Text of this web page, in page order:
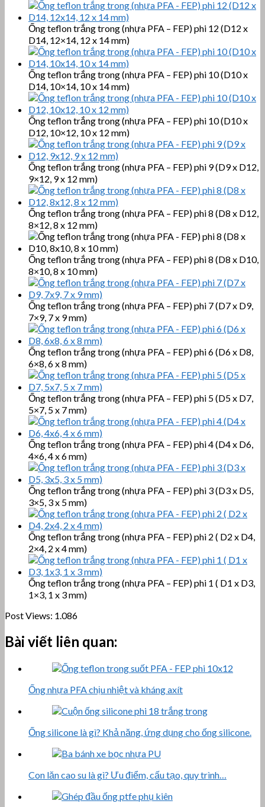
Ống teflon trắng trong (nhựa PFA – FEP) phi 12 (D12 x
D14, 12×14, 12 x 14 mm)
Ống teflon trắng trong (nhựa PFA – FEP) phi 10 (D10 x
D14, 10×14, 10 x 14 mm)
Ống teflon trắng trong (nhựa PFA – FEP) phi 10 (D10 x
D12, 10×12, 10 x 12 mm)
Ống teflon trắng trong (nhựa PFA – FEP) phi 9 (D9 x D12,
9×12, 9 x 12 mm)
Ống teflon trắng trong (nhựa PFA – FEP) phi 8 (D8 x D12,
8×12, 8 x 12 mm)
Ống teflon trắng trong (nhựa PFA – FEP) phi 8 (D8 x D10,
8×10, 8 x 10 mm)
Ống teflon trắng trong (nhựa PFA – FEP) phi 7 (D7 x D9,
7×9, 7 x 9 mm)
Ống teflon trắng trong (nhựa PFA – FEP) phi 6 (D6 x D8,
6×8, 6 x 8 mm)
Ống teflon trắng trong (nhựa PFA – FEP) phi 5 (D5 x D7,
5×7, 5 x 7 mm)
Ống teflon trắng trong (nhựa PFA – FEP) phi 4 (D4 x D6,
4×6, 4 x 6 mm)
Ống teflon trắng trong (nhựa PFA – FEP) phi 3 (D3 x D5,
3×5, 3 x 5 mm)
Ống teflon trắng trong (nhựa PFA – FEP) phi 2 ( D2 x D4,
2×4, 2 x 4 mm)
Ống teflon trắng trong (nhựa PFA – FEP) phi 1 ( D1 x D3,
1×3, 1 x 3 mm)
Post Views: 1.086
Bài viết liên quan:
Ống nhựa PFA chịu nhiệt và kháng axít
Ống silicone là gì? Khả năng, ứng dụng cho ống silicone.
Con lăn cao su là gì? Ưu điểm, cấu tạo, quy trình…